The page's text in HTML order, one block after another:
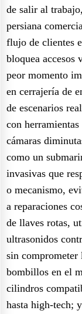
de salir al
persiana
flujo de clientes
bloquea accesos
peor momento
en cerrajería de
de escenarios
con
cámaras
como un
invasivas que
o mecanismo,
a reparaciones
de llaves rotas,
ultrasonidos
sin
bombillos en el
cilindros
hasta high-tech;